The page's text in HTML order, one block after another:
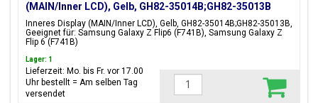
(MAIN/Inner LCD), Gelb, GH82-35014B;GH82-35013B
Inneres Display (MAIN/Inner LCD), Gelb, GH82-35014B;GH82-35013B,
Geeignet für: Samsung Galaxy Z Flip6 (F741B), Samsung Galaxy Z
Flip 6 (F741B)
Lager: 1
Lieferzeit: Mo. bis Fr. vor 17.00
Uhr bestellt = Am selben Tag
versendet